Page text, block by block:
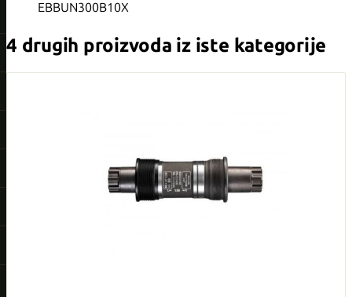
EBBUN300B10X
4 drugih proizvoda iz iste kategorije